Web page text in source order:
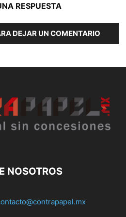
RESPUESTA
DEJAR UN COMENTARIO
NOSOTROS